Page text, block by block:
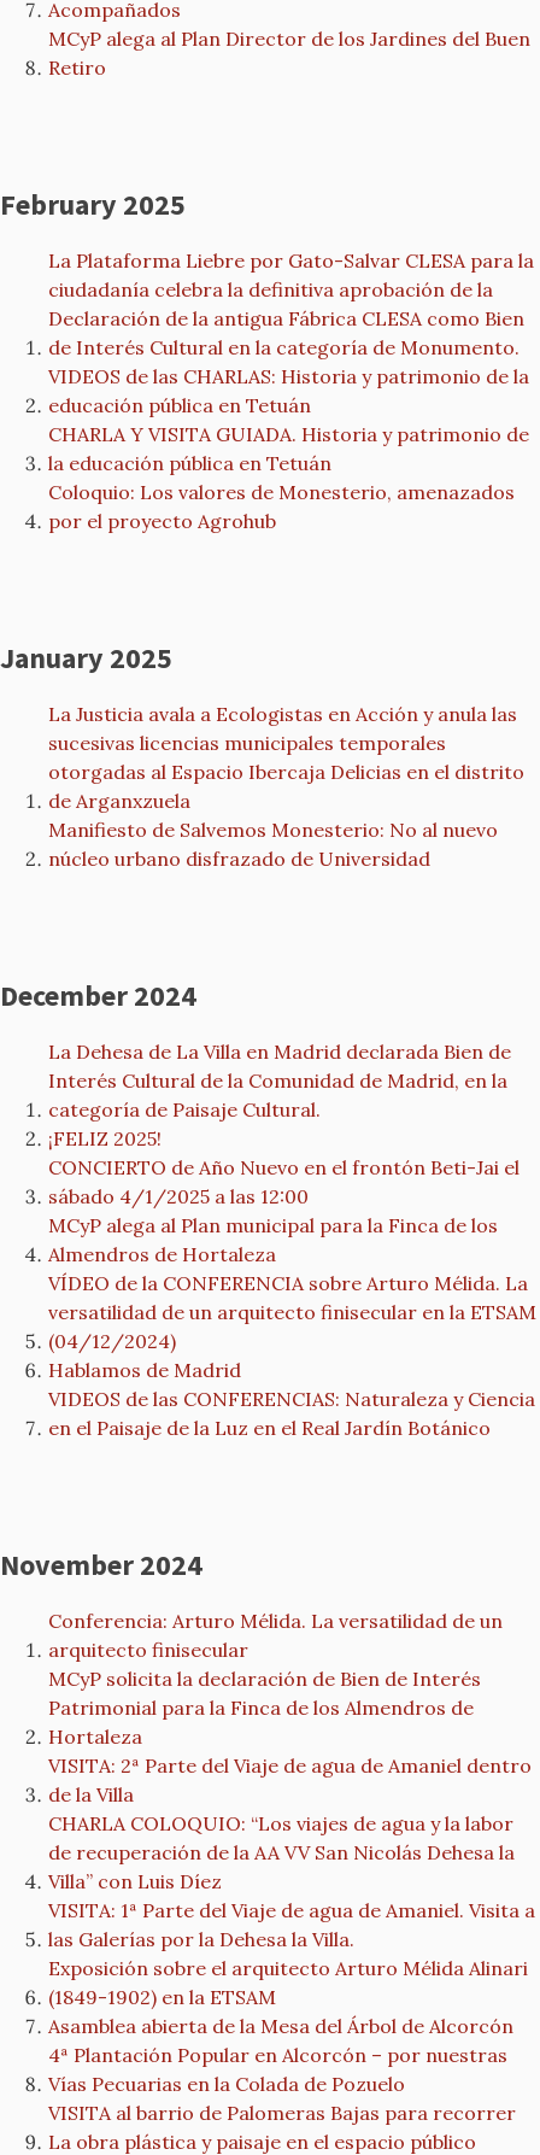
Acompañados
MCyP alega al Plan Director de los Jardines del Buen
Retiro
February 2025
La Plataforma Liebre por Gato-Salvar CLESA para la
ciudadanía celebra la definitiva aprobación de la
Declaración de la antigua Fábrica CLESA como Bien
de Interés Cultural en la categoría de Monumento.
VIDEOS de las CHARLAS: Historia y patrimonio de la
educación pública en Tetuán
CHARLA Y VISITA GUIADA. Historia y patrimonio de
la educación pública en Tetuán
Coloquio: Los valores de Monesterio, amenazados
por el proyecto Agrohub
January 2025
La Justicia avala a Ecologistas en Acción y anula las
sucesivas licencias municipales temporales
otorgadas al Espacio Ibercaja Delicias en el distrito
de Arganxzuela
Manifiesto de Salvemos Monesterio: No al nuevo
núcleo urbano disfrazado de Universidad
December 2024
La Dehesa de La Villa en Madrid declarada Bien de
Interés Cultural de la Comunidad de Madrid, en la
categoría de Paisaje Cultural.
¡FELIZ 2025!
CONCIERTO de Año Nuevo en el frontón Beti-Jai el
sábado 4/1/2025 a las 12:00
MCyP alega al Plan municipal para la Finca de los
Almendros de Hortaleza
VÍDEO de la CONFERENCIA sobre Arturo Mélida. La
versatilidad de un arquitecto finisecular en la ETSAM
(04/12/2024)
Hablamos de Madrid
VIDEOS de las CONFERENCIAS: Naturaleza y Ciencia
en el Paisaje de la Luz en el Real Jardín Botánico
November 2024
Conferencia: Arturo Mélida. La versatilidad de un
arquitecto finisecular
MCyP solicita la declaración de Bien de Interés
Patrimonial para la Finca de los Almendros de
Hortaleza
VISITA: 2ª Parte del Viaje de agua de Amaniel dentro
de la Villa
CHARLA COLOQUIO: “Los viajes de agua y la labor
de recuperación de la AA VV San Nicolás Dehesa la
Villa” con Luis Díez
VISITA: 1ª Parte del Viaje de agua de Amaniel. Visita a
las Galerías por la Dehesa la Villa.
Exposición sobre el arquitecto Arturo Mélida Alinari
(1849-1902) en la ETSAM
Asamblea abierta de la Mesa del Árbol de Alcorcón
4ª Plantación Popular en Alcorcón – por nuestras
Vías Pecuarias en la Colada de Pozuelo
VISITA al barrio de Palomeras Bajas para recorrer
La obra plástica y paisaje en el espacio público